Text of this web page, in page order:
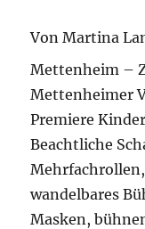
Von Martina
Mettenheim –
Mettenheimer
Premiere
Beachtliche
wandelbares
Masken,